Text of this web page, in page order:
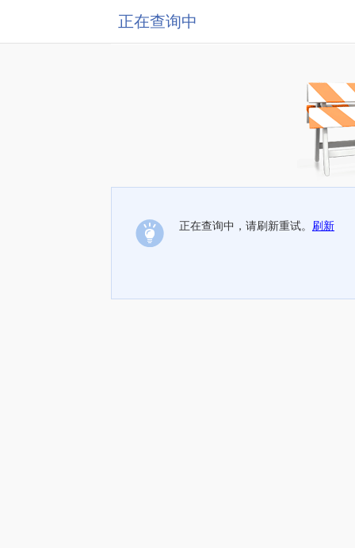
正在查询中
正在查询中，请刷新重试。 刷新